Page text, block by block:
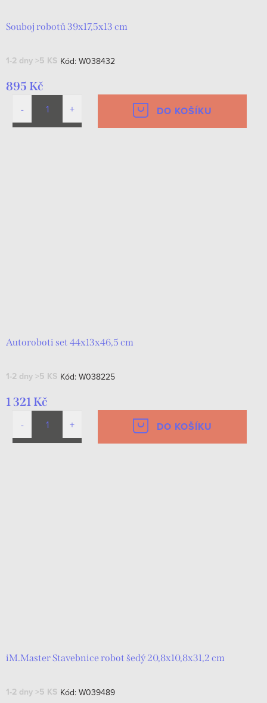
Souboj robotů 39x17,5x13 cm
1-2 dny >5 KS Kód: W038432
895 Kč
DO KOŠÍKU
Autoroboti set 44x13x46,5 cm
1-2 dny >5 KS Kód: W038225
1 321 Kč
DO KOŠÍKU
iM.Master Stavebnice robot šedý 20,8x10,8x31,2 cm
1-2 dny >5 KS Kód: W039489